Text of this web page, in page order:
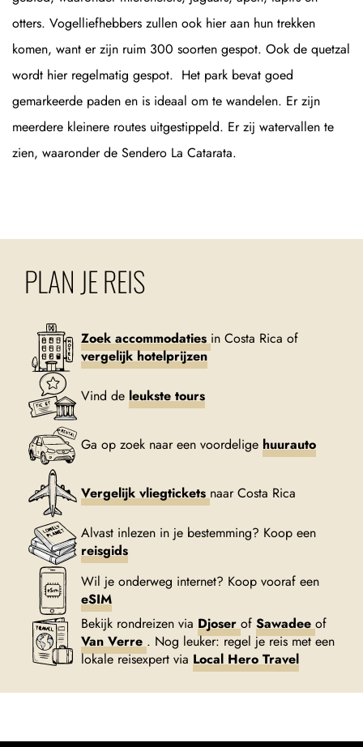
otters. Vogelliefhebbers zullen ook hier aan hun trekken
komen, want er zijn ruim 300 soorten gespot. Ook de quetzal
wordt hier regelmatig gespot. Het park bevat goed
gemarkeerde paden en is ideaal om te wandelen. Er zijn
meerdere kleinere routes uitgestippeld. Er zij watervallen te
zien, waaronder de Sendero La Catarata.
PLAN JE REIS
Zoek accommodaties in Costa Rica of
vergelijk hotelprijzen
Vind de leukste tours
Ga op zoek naar een voordelige huurauto
Vergelijk vliegtickets naar Costa Rica
Alvast inlezen in je bestemming? Koop een
reisgids
Wil je onderweg internet? Koop vooraf een
eSIM
Bekijk rondreizen via Djoser of Sawadee of
Van Verre . Nog leuker: regel je reis met een
lokale reisexpert via Local Hero Travel